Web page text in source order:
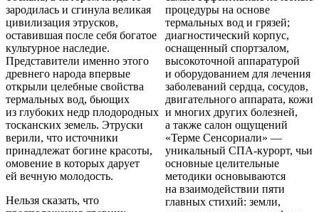
зародилась и сгинула великая
цивилизация этрусков,
оставившая после себя богатое
культурное наследие.
Представители именно этого
древнего народа впервые
открыли целебные свойства
термальных вод, бьющих
из глубоких недр плодородных
тосканских земель. Этруски
верили, что источники
принадлежат богине красоты,
омовение в которых дарует
ей вечную молодость.
Нельзя сказать, что
процедуры на основе
термальных вод и грязей;
диагностический корпус,
оснащенный спортзалом,
высокоточной аппаратурой
и оборудованием для лечения
заболеваний сердца, сосудов,
двигательного аппарата, кожи
и многих других болезней,
а также салон ощущений
«Терме Сенсориали» —
уникальный СПА-курорт, чьи
основные целительные
методики основываются
на взаимодействии пяти
главных стихий: земли,